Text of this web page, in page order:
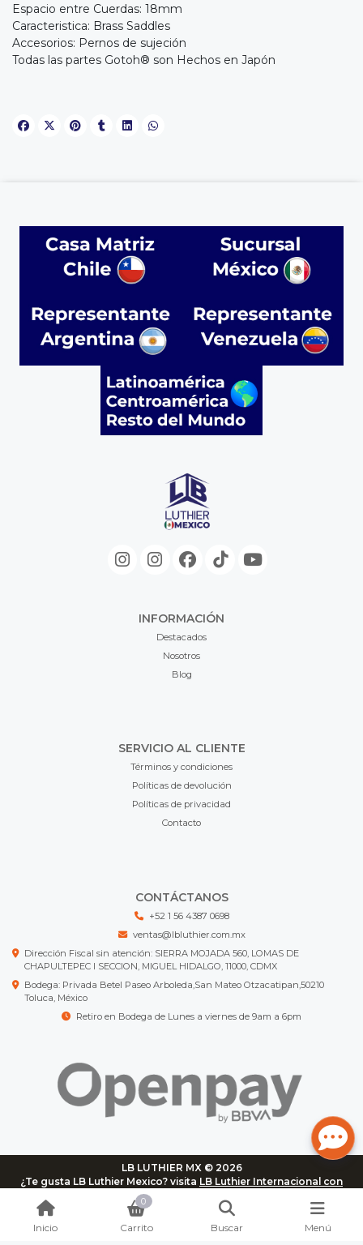
Espacio entre Cuerdas: 18mm
Caracteristica: Brass Saddles
Accesorios: Pernos de sujeción
Todas las partes Gotoh® son Hechos en Japón
INFORMACIÓN
Destacados
Nosotros
Blog
SERVICIO AL CLIENTE
Términos y condiciones
Políticas de devolución
Políticas de privacidad
Contacto
CONTÁCTANOS
+52 1 56 4387 0698
ventas@lbluthier.com.mx
Dirección Fiscal sin atención: SIERRA MOJADA 560, LOMAS DE
CHAPULTEPEC I SECCION, MIGUEL HIDALGO, 11000, CDMX
Bodega: Privada Betel Paseo Arboleda,San Mateo Otzacatipan,50210
Toluca, México
Retiro en Bodega de Lunes a viernes de 9am a 6pm
LB LUTHIER MX © 2026
¿Te gusta LB Luthier Mexico? visita LB Luthier Internacional con
más de 3.000 productos disponibles
Inicio
0
Carrito Buscar Menú